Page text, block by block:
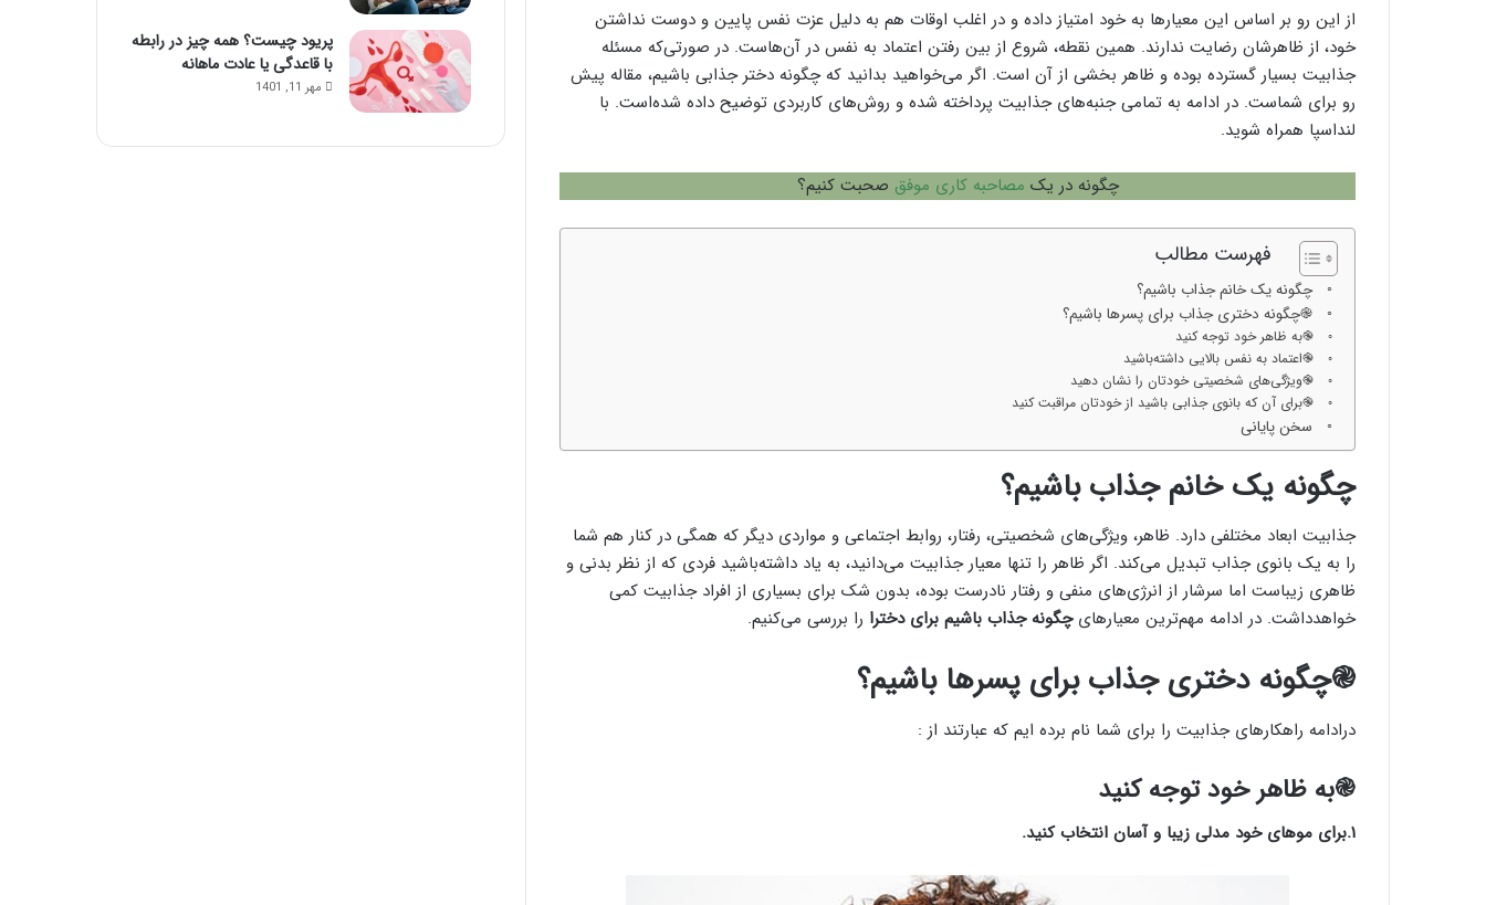
از این رو بر اساس این معیارها به خود امتیاز داده و در اغلب اوقات هم به دلیل عزت نفس پایین و دوست نداشتن
خود، از ظاهرشان رضایت ندارند. همین نقطه، شروع از بین رفتن اعتماد به نفس در آن‌هاست. در صورتی‌که مسئله
جذابیت بسیار گسترده بوده و ظاهر بخشی از آن است. اگر می‌خواهید بدانید که چگونه دختر جذابی باشیم، مقاله پیش
رو برای شماست. در ادامه به تمامی جنبه‌های جذابیت پرداخته شده و روش‌های کاربردی توضیح داده شده‌است. با
لنداسپا همراه شوید.
چگونه در یک مصاحبه کاری موفق صحبت کنیم؟
فهرست مطالب
چگونه یک خانم جذاب باشیم؟
֎چگونه دختری جذاب برای پسرها باشیم؟
֎به ظاهر خود توجه کنید
֎اعتماد به نفس بالایی داشته‌باشید
֎ویژگی‌های شخصیتی خودتان را نشان دهید
֎برای آن که بانوی جذابی باشید از خودتان مراقبت کنید
سخن پایانی
چگونه یک خانم جذاب باشیم؟
جذابیت ابعاد مختلفی دارد. ظاهر، ویژگی‌های شخصیتی، رفتار، روابط اجتماعی و مواردی دیگر که همگی در کنار هم شما
را به یک بانوی جذاب تبدیل می‌کند. اگر ظاهر را تنها معیار جذابیت می‌دانید، به یاد داشته‌باشید فردی که از نظر بدنی و
ظاهری زیباست اما سرشار از انرژی‌های منفی و رفتار نادرست بوده، بدون شک برای بسیاری از افراد جذابیت کمی
خواهدداشت. در ادامه مهم‌ترین معیارهایچگونه جذاب باشیم برای دخترا را بررسی می‌کنیم.
֎چگونه دختری جذاب برای پسرها باشیم؟
درادامه راهکارهای جذابیت را برای شما نام برده ایم که عبارتند از :
֎به ظاهر خود توجه کنید
۱.برای موهای خود مدلی زیبا و آسان انتخاب کنید.
پریود چیست؟ همه چیز در رابطه
با قاعدگی یا عادت ماهانه
مهر 11, 1401